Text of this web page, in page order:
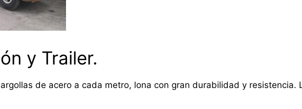
y Trailer.
de acero a cada metro, lona con gran durabilidad y resistencia.